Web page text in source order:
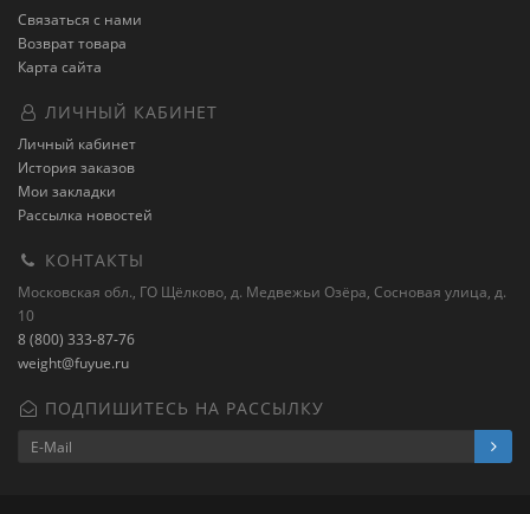
Связаться с нами
Возврат товара
Карта сайта
ЛИЧНЫЙ КАБИНЕТ
Личный кабинет
История заказов
Мои закладки
Рассылка новостей
КОНТАКТЫ
Московская обл., ГО Щёлково, д. Медвежьи Озёра, Сосновая улица, д.
10
8 (800) 333-87-76
weight@fuyue.ru
ПОДПИШИТЕСЬ НА РАССЫЛКУ